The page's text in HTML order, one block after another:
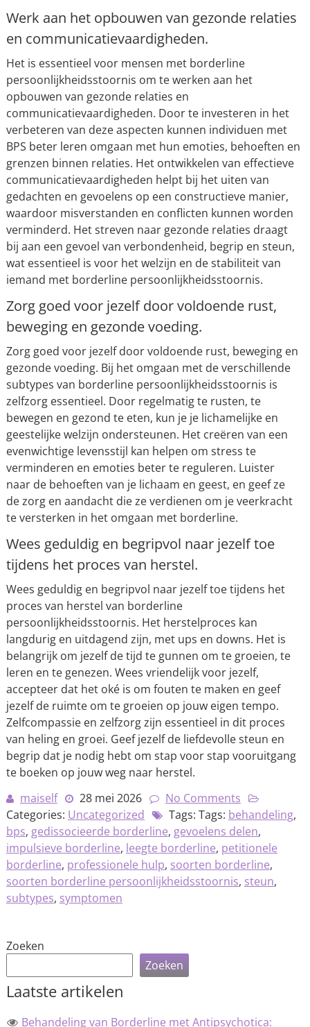
Werk aan het opbouwen van gezonde relaties
en communicatievaardigheden.
Het is essentieel voor mensen met borderline
persoonlijkheidsstoornis om te werken aan het
opbouwen van gezonde relaties en
communicatievaardigheden. Door te investeren in het
verbeteren van deze aspecten kunnen individuen met
BPS beter leren omgaan met hun emoties, behoeften en
grenzen binnen relaties. Het ontwikkelen van effectieve
communicatievaardigheden helpt bij het uiten van
gedachten en gevoelens op een constructieve manier,
waardoor misverstanden en conflicten kunnen worden
verminderd. Het streven naar gezonde relaties draagt
bij aan een gevoel van verbondenheid, begrip en steun,
wat essentieel is voor het welzijn en de stabiliteit van
iemand met borderline persoonlijkheidsstoornis.
Zorg goed voor jezelf door voldoende rust,
beweging en gezonde voeding.
Zorg goed voor jezelf door voldoende rust, beweging en
gezonde voeding. Bij het omgaan met de verschillende
subtypes van borderline persoonlijkheidsstoornis is
zelfzorg essentieel. Door regelmatig te rusten, te
bewegen en gezond te eten, kun je je lichamelijke en
geestelijke welzijn ondersteunen. Het creëren van een
evenwichtige levensstijl kan helpen om stress te
verminderen en emoties beter te reguleren. Luister
naar de behoeften van je lichaam en geest, en geef ze
de zorg en aandacht die ze verdienen om je veerkracht
te versterken in het omgaan met borderline.
Wees geduldig en begripvol naar jezelf toe
tijdens het proces van herstel.
Wees geduldig en begripvol naar jezelf toe tijdens het
proces van herstel van borderline
persoonlijkheidsstoornis. Het herstelproces kan
langdurig en uitdagend zijn, met ups en downs. Het is
belangrijk om jezelf de tijd te gunnen om te groeien, te
leren en te genezen. Wees vriendelijk voor jezelf,
accepteer dat het oké is om fouten te maken en geef
jezelf de ruimte om te groeien op jouw eigen tempo.
Zelfcompassie en zelfzorg zijn essentieel in dit proces
van heling en groei. Geef jezelf de liefdevolle steun en
begrip dat je nodig hebt om stap voor stap vooruitgang
te boeken op jouw weg naar herstel.
maiself
28 mei 2026
No Comments
Categories: Uncategorized Tags: Tags: behandeling,
bps, gedissocieerde borderline, gevoelens delen,
impulsieve borderline, leegte borderline, petitionele
borderline, professionele hulp, soorten borderline,
soorten borderline persoonlijkheidsstoornis, steun,
subtypes, symptomen
Zoeken
Zoeken
Laatste artikelen
Behandeling van Borderline met Antipsychotica: